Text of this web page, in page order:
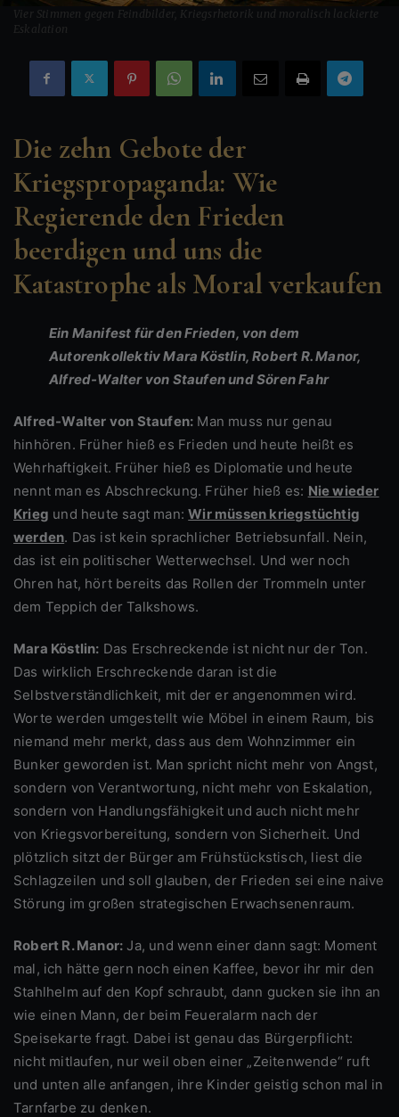
Vier Stimmen gegen Feindbilder, Kriegsrhetorik und moralisch lackierte
Eskalation
Die zehn Gebote der
Kriegspropaganda: Wie
Regierende den Frieden
beerdigen und uns die
Katastrophe als Moral verkaufen
Ein Manifest für den Frieden, von dem
Autorenkollektiv Mara Köstlin, Robert R. Manor,
Alfred-Walter von Staufen und Sören Fahr
Alfred-Walter von Staufen: Man muss nur genau
hinhören. Früher hieß es Frieden und heute heißt es
Wehrhaftigkeit. Früher hieß es Diplomatie und heute
nennt man es Abschreckung. Früher hieß es: Nie wieder
Krieg und heute sagt man:Wir müssen kriegstüchtig
werden. Das ist kein sprachlicher Betriebsunfall. Nein,
das ist ein politischer Wetterwechsel. Und wer noch
Ohren hat, hört bereits das Rollen der Trommeln unter
dem Teppich der Talkshows.
Mara Köstlin: Das Erschreckende ist nicht nur der Ton.
Das wirklich Erschreckende daran ist die
Selbstverständlichkeit, mit der er angenommen wird.
Worte werden umgestellt wie Möbel in einem Raum, bis
niemand mehr merkt, dass aus dem Wohnzimmer ein
Bunker geworden ist. Man spricht nicht mehr von Angst,
sondern von Verantwortung, nicht mehr von Eskalation,
sondern von Handlungsfähigkeit und auch nicht mehr
von Kriegsvorbereitung, sondern von Sicherheit. Und
plötzlich sitzt der Bürger am Frühstückstisch, liest die
Schlagzeilen und soll glauben, der Frieden sei eine naive
Störung im großen strategischen Erwachsenenraum.
Robert R. Manor: Ja, und wenn einer dann sagt: Moment
mal, ich hätte gern noch einen Kaffee, bevor ihr mir den
Stahlhelm auf den Kopf schraubt, dann gucken sie ihn an
wie einen Mann, der beim Feueralarm nach der
Speisekarte fragt. Dabei ist genau das Bürgerpflicht:
nicht mitlaufen, nur weil oben einer „Zeitenwende“ ruft
und unten alle anfangen, ihre Kinder geistig schon mal in
Tarnfarbe zu denken.